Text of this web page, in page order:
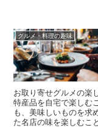
グルメ・料理の趣味
お取り寄せグルメの楽
特産品を自宅で楽しむ
も、美味しいものを求
た名店の味を楽しむこ